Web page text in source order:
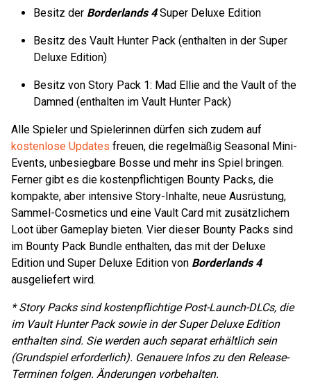
Besitz der Borderlands 4Super Deluxe Edition
Besitz des Vault Hunter Pack (enthalten in der Super
Deluxe Edition)
Besitz von Story Pack 1: Mad Ellie and the Vault of the
Damned (enthalten im Vault Hunter Pack)
Alle Spieler und Spielerinnen dürfen sich zudem auf
kostenlose Updates freuen, die regelmäßig Seasonal Mini-
Events, unbesiegbare Bosse und mehr ins Spiel bringen.
Ferner gibt es die kostenpflichtigen Bounty Packs, die
kompakte, aber intensive Story-Inhalte, neue Ausrüstung,
Sammel-Cosmetics und eine Vault Card mit zusätzlichem
Loot über Gameplay bieten. Vier dieser Bounty Packs sind
im Bounty Pack Bundle enthalten, das mit der Deluxe
Edition und Super Deluxe Edition von Borderlands 4
ausgeliefert wird.
* Story Packs sind kostenpflichtige Post-Launch-DLCs, die
im Vault Hunter Pack sowie in der Super Deluxe Edition
enthalten sind. Sie werden auch separat erhältlich sein
(Grundspiel erforderlich). Genauere Infos zu den Release-
Terminen folgen. Änderungen vorbehalten.